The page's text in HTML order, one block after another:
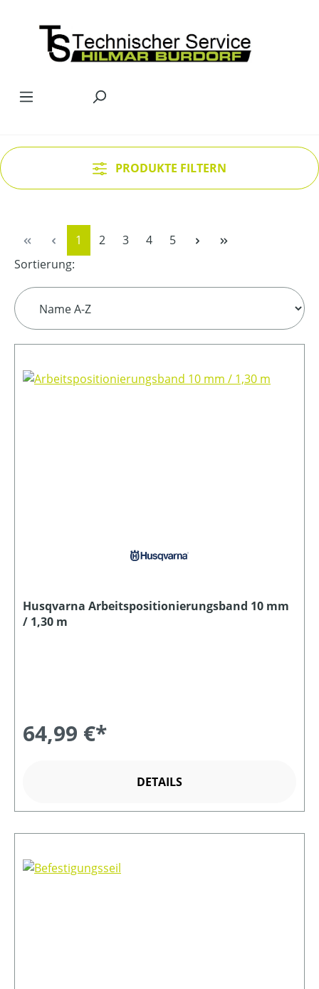
PRODUKTE FILTERN
Seite
1 Seite
2 Seite
3 Seite
4 Seite
5
Sortierung:
Husqvarna Arbeitspositionierungsband 10 mm
/ 1,30 m
64,99 €*
DETAILS